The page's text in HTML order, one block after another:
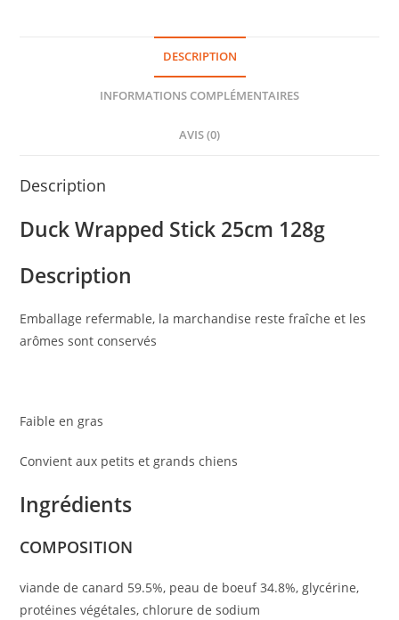
DESCRIPTION
INFORMATIONS COMPLÉMENTAIRES
AVIS (0)
Description
Duck Wrapped Stick 25cm 128g
Description
Emballage refermable, la marchandise reste fraîche et les
arômes sont conservés
Faible en gras
Convient aux petits et grands chiens
Ingrédients
COMPOSITION
viande de canard 59.5%, peau de boeuf 34.8%, glycérine,
protéines végétales, chlorure de sodium